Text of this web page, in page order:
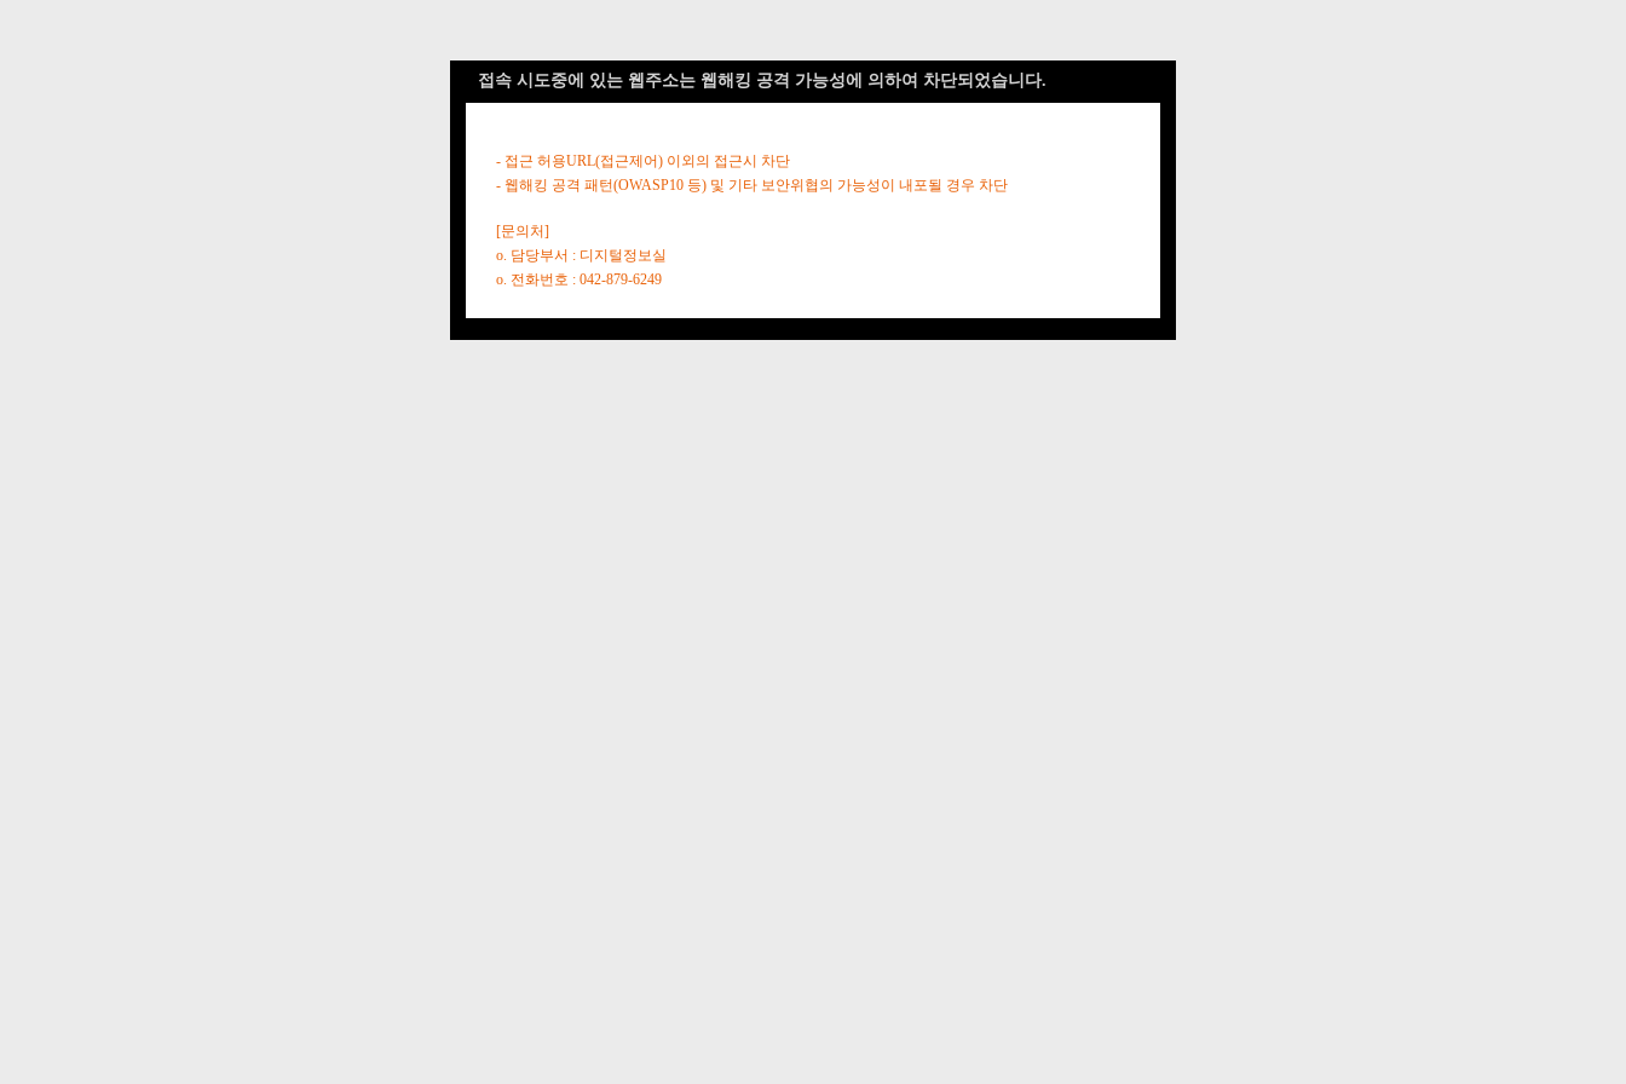
접속 시도중에 있는 웹주소는 웹해킹 공격 가능성에 의하여 차단되었습니다.
- 접근 허용URL(접근제어) 이외의 접근시 차단
- 웹해킹 공격 패턴(OWASP10 등) 및 기타 보안위협의 가능성이 내포될 경우 차단
[문의처]
o. 담당부서 : 디지털정보실
o. 전화번호 : 042-879-6249